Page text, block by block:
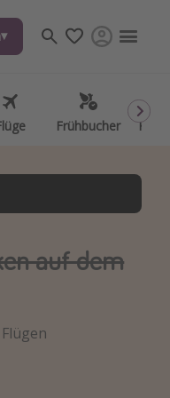
Frühbucher
Frühbucher
auf dem